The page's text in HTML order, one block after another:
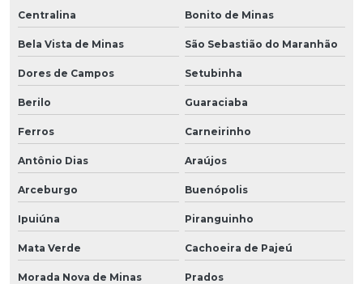
Centralina Bonito de Minas
Bela Vista de Minas São Sebastião do Maranhão
Dores de Campos Setubinha
Berilo Guaraciaba
Ferros Carneirinho
Antônio Dias Araújos
Arceburgo Buenópolis
Ipuiúna Piranguinho
Mata Verde Cachoeira de Pajeú
Morada Nova de Minas Prados